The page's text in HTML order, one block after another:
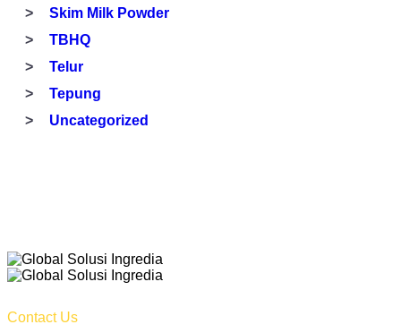
Skim Milk Powder
TBHQ
Telur
Tepung
Uncategorized
Contact Us